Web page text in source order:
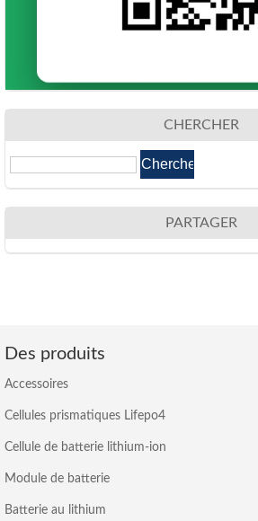
CHERCHER
PARTAGER
Des produits
Accessoires
Cellules prismatiques Lifepo4
Cellule de batterie lithium-ion
Module de batterie
Batterie au lithium